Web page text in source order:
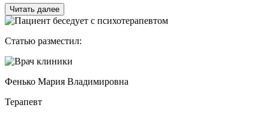
Читать далее
Статью разместил:
Фенько Мария Владимировна
Терапевт